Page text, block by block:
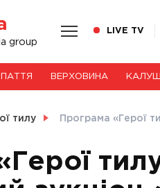
group
LIVE TV
ВЕРХОВИНА КАЛУШ
тилу Програма «Герої